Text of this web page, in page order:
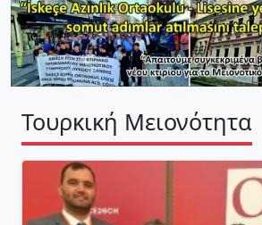
Τουρκική Μειονότητα